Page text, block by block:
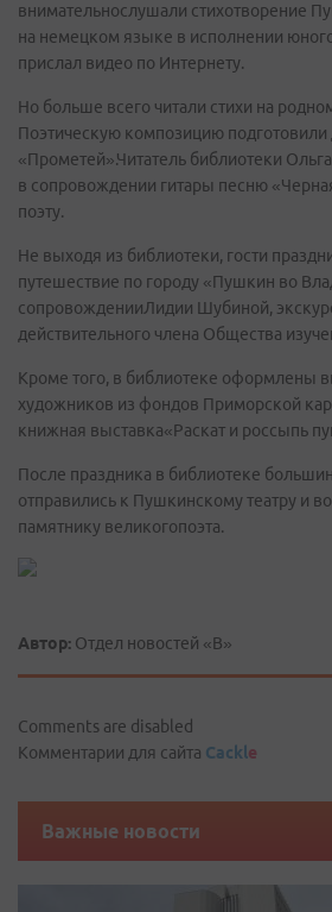
внимательнослушали стихотворение
на немецком языке в исполнении
прислал видео по Интернету.
Но больше всего читали стихи на
Поэтическую композицию подготовили
«Прометей».Читатель библиотеки
в сопровождении гитары песню
поэту.
Не выходя из библиотеки, гости
путешествие по городу «Пушкин во
сопровожденииЛидии Шубиной,
действительного члена Общества
Кроме того, в библиотеке оформлены
художников из фондов Приморской
книжная выставка«Раскат и россыпь
После праздника в библиотеке
отправились к Пушкинскому театру и
памятнику великогопоэта.
Автор: Отдел новостей «В»
Comments are disabled
Комментарии для сайта Cackle
Важные новости